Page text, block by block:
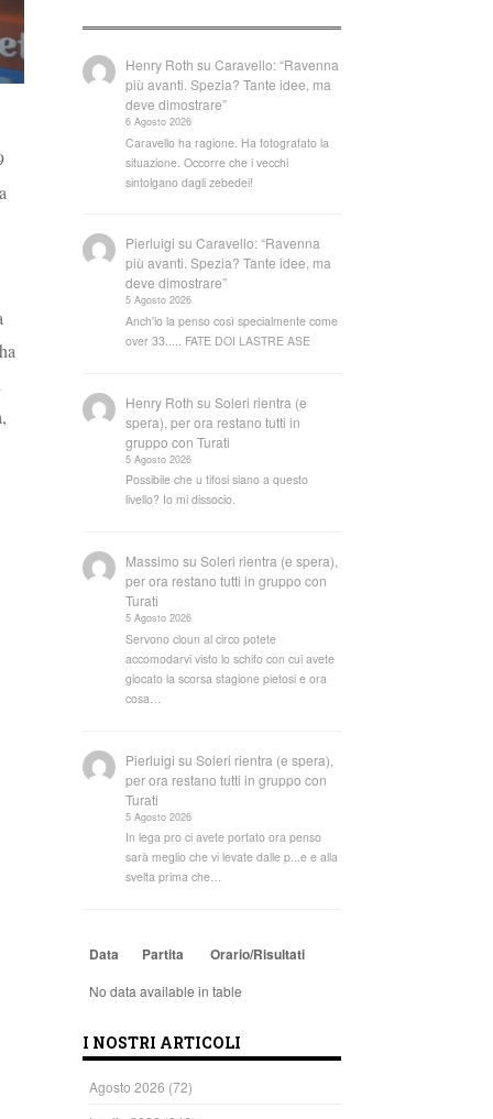
Henry Roth suCaravello: “Ravenna
più avanti. Spezia? Tante idee, ma
deve dimostrare”
6 Agosto 2026
Caravello ha ragione. Ha fotografato la
situazione. Occorre che i vecchi
sintolgano dagli zebedei!
Pierluigi suCaravello: “Ravenna
più avanti. Spezia? Tante idee, ma
deve dimostrare”
5 Agosto 2026
Anch'io la penso così specialmente come
over 33..... FATE DOI LASTRE ASE
Henry Roth suSoleri rientra (e
spera), per ora restano tutti in
gruppo con Turati
5 Agosto 2026
Possibile che u tifosi siano a questo
livello? Io mi dissocio.
Massimo suSoleri rientra (e spera),
per ora restano tutti in gruppo con
Turati
5 Agosto 2026
Servono cloun al circo potete
accomodarvi visto lo schifo con cui avete
giocato la scorsa stagione pietosi e ora
cosa…
Pierluigi suSoleri rientra (e spera),
per ora restano tutti in gruppo con
Turati
5 Agosto 2026
In lega pro ci avete portato ora penso
sarà meglio che vi levate dalle p...e e alla
svelta prima che…
Data Partita Orario/Risultati
No data available in table
I NOSTRI ARTICOLI
Agosto 2026 (72)